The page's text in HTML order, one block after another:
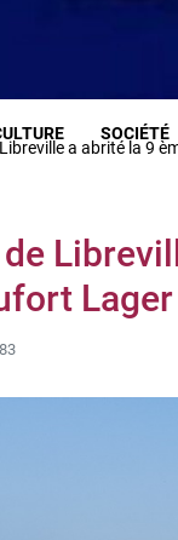
SOCIÉTÉ
a abrité la 9
Lager